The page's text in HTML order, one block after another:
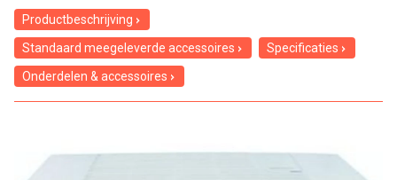
Productbeschrijving
Standaard meegeleverde accessoires
Specificaties
Onderdelen & accessoires